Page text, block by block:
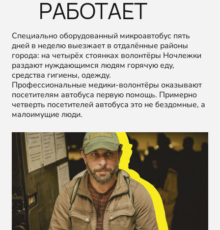
РАБОТАЕТ
Специально оборудованный микроавтобус пять
дней в неделю выезжает в отдалённые районы
города: на четырёх стоянках волонтёры Ночлежки
раздают нуждающимся людям горячую еду,
средства гигиены, одежду.
Профессиональные медики-волонтёры оказывают
посетителям автобуса первую помощь. Примерно
четверть посетителей автобуса это не бездомные, а
малоимущие люди.